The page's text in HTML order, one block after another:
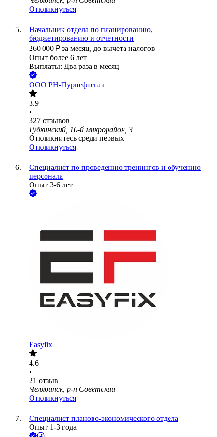
Откликнуться
Начальник отдела по планированию,
бюджетированию и отчетности
260 000 ₽ за месяц, до вычета налогов
Опыт более 6 лет
Выплаты: Два раза в месяц
ООО РН-Пурнефтегаз
3.9
•
327 отзывов
Губкинский, 10-й микрорайон, 3
Откликнитесь среди первых
Откликнуться
Специалист по проведению тренингов и обучению
персонала
Опыт 3-6 лет
Easyfix
4.6
•
21 отзыв
Челябинск, р-н Советский
Откликнуться
Специалист планово-экономического отдела
Опыт 1-3 года